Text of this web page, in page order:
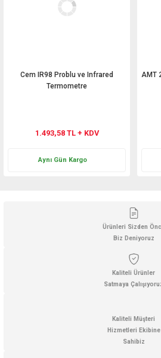
Cem IR98 Problu ve Infrared
Termometre
1.493,58 TL + KDV
Aynı Gün Kargo
AMT
Ürünleri Sizden
Biz Deniyoruz
Kaliteli Ürünler
Satmaya
Kaliteli Müşteri
Hizmetleri Ekibine
Sahibiz